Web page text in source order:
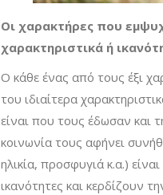
Οι χαρακτήρες που
χαρακτηριστικά ή
Ο κάθε ένας από τους έξι
του ιδιαίτερα
είναι που τους έδωσαν και
κοινωνία τους αφήνει
ηλικία, προσφυγιά κ.α.)
ικανότητες και κερδίζουν